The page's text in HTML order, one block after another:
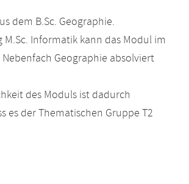
dem B.Sc. Geographie.
M.Sc. Informatik kann das Modul im
Geographie absolviert
des Moduls ist dadurch
es der Thematischen Gruppe T2